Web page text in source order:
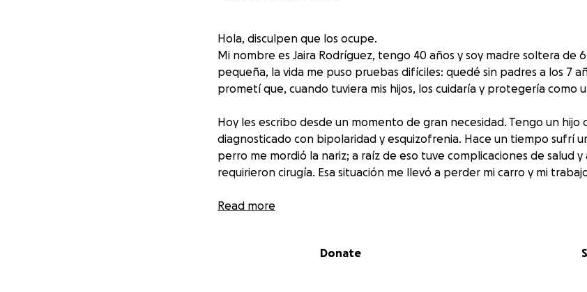
Hola, disculpen que los ocupe.
Mi nombre es Jaira Rodríguez, tengo 40 años y soy madre soltera de
pequeña, la vida me puso pruebas difíciles: quedé sin padres a los 7
prometí que, cuando tuviera mis hijos, los cuidaría y protegería como
Hoy les escribo desde un momento de gran necesidad. Tengo un hijo
diagnosticado con bipolaridad y esquizofrenia. Hace un tiempo sufrí
perro me mordió la nariz; a raíz de eso tuve complicaciones de salud
requirieron cirugía. Esa situación me llevó a perder mi carro y mi
Siempre he sido una mujer luchadora, pero ahora me encuentro en
mi contrato de vivienda se vence y no me lo renovarán.
Read more
Donate